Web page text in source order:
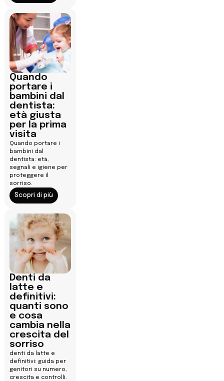
Quando
portare i
bambini dal
dentista:
età giusta
per la prima
visita
Quando portare i
bambini dal
dentista: età,
segnali e igiene per
proteggere il
sorriso.
Scopri di più
Denti da
latte e
definitivi:
quanti sono
e cosa
cambia nella
crescita del
sorriso
denti da latte e
definitivi: guida per
genitori su numero,
crescita e controlli.